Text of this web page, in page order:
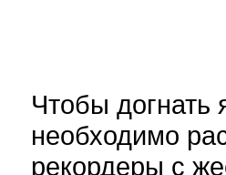
Чтобы догнать
необходимо
рекордеры с